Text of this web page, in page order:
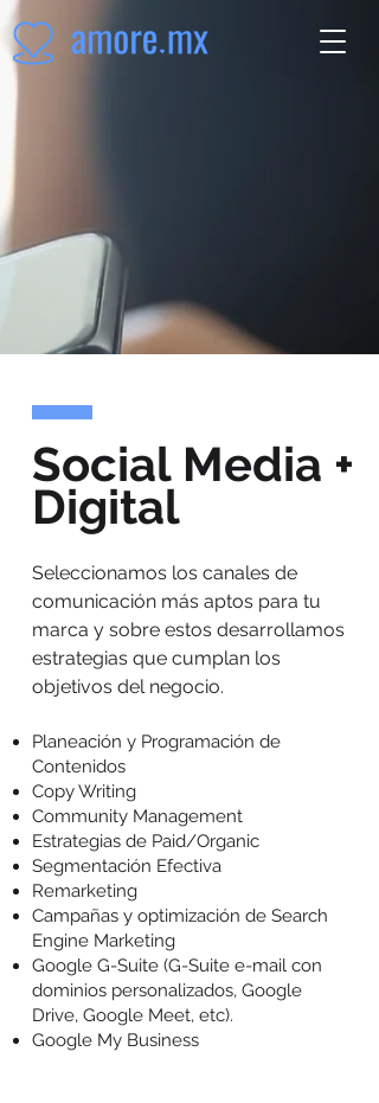
Social Media +
Digital
Seleccionamos los canales de
comunicación más aptos para tu
marca y sobre estos desarrollamos
estrategias que cumplan los
objetivos del negocio.
Planeación y Programación de
Contenidos
Copy Writing
Community Management
Estrategias de Paid/Organic
Segmentación Efectiva
Remarketing
Campañas y optimización de Search
Engine Marketing
Google G-Suite (G-Suite e-mail con
dominios personalizados, Google
Drive, Google Meet, etc).
Google My Business